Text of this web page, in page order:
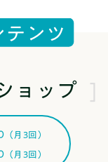
テ ン ツ
ョップ
（月3回）
（月3回）